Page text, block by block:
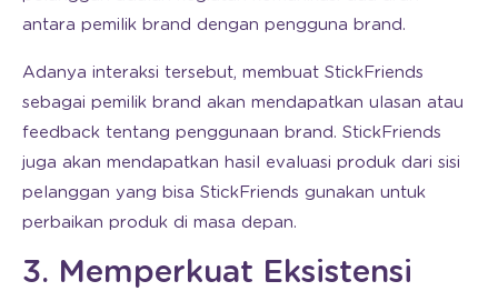
antara pemilik brand dengan pengguna brand.
Adanya interaksi tersebut, membuat StickFriends
sebagai pemilik brand akan mendapatkan ulasan atau
feedback tentang penggunaan brand. StickFriends
juga akan mendapatkan hasil evaluasi produk dari sisi
pelanggan yang bisa StickFriends gunakan untuk
perbaikan produk di masa depan.
3. Memperkuat Eksistensi